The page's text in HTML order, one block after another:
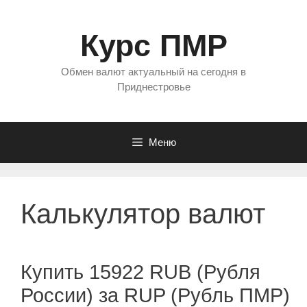
Курс ПМР
Обмен валют актуальный на сегодня в
Приднестровье
Меню
Калькулятор валют
Купить 15922 RUB (Рубля
России) за RUP (Рубль ПМР)